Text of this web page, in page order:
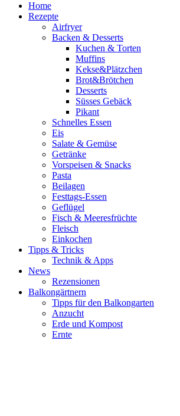
Home
Rezepte
Airfryer
Backen & Desserts
Kuchen & Torten
Muffins
Kekse&Plätzchen
Brot&Brötchen
Desserts
Süsses Gebäck
Pikant
Schnelles Essen
Eis
Salate & Gemüse
Getränke
Vorspeisen & Snacks
Pasta
Beilagen
Festtags-Essen
Geflügel
Fisch & Meeresfrüchte
Fleisch
Einkochen
Tipps & Tricks
Technik & Apps
News
Rezensionen
Balkongärtnern
Tipps für den Balkongarten
Anzucht
Erde und Kompost
Ernte